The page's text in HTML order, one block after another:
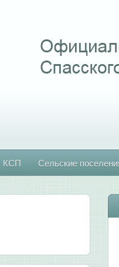
КСП Сельские